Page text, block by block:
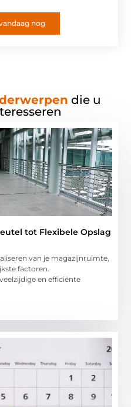
nog
die u
tot Flexibele Opslag
van je magazijnruimte,
factoren.
en efficiënte